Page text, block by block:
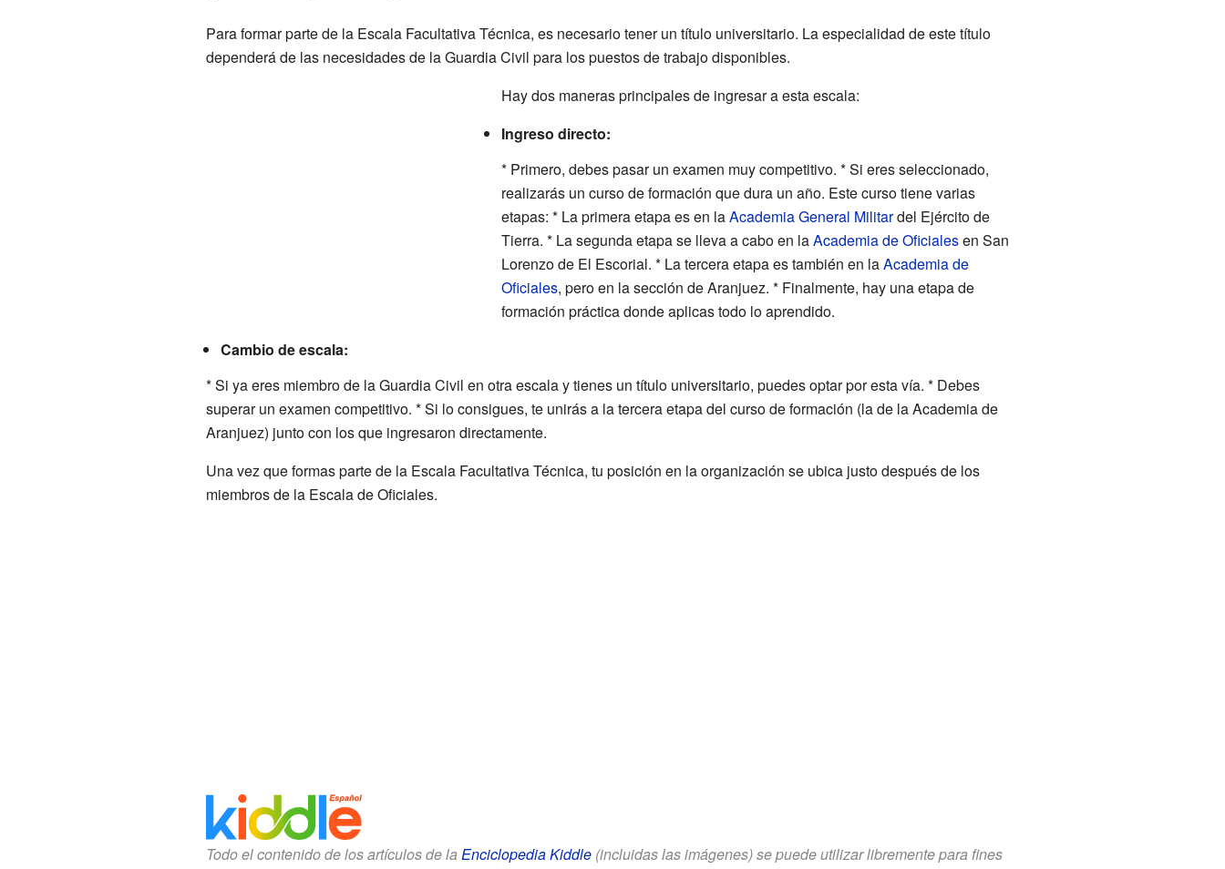
Para formar parte de la Escala Facultativa Técnica, es necesario tener un título universitario. La especialidad de este título
dependerá de las necesidades de la Guardia Civil para los puestos de trabajo disponibles.
Hay dos maneras principales de ingresar a esta escala:
Ingreso directo:
* Primero, debes pasar un examen muy competitivo. * Si eres seleccionado,
realizarás un curso de formación que dura un año. Este curso tiene varias
etapas: * La primera etapa es en laAcademia General Militardel Ejército de
Tierra. * La segunda etapa se lleva a cabo en laAcademia de Oficialesen San
Lorenzo de El Escorial. * La tercera etapa es también en laAcademia de
Oficiales, pero en la sección de Aranjuez. * Finalmente, hay una etapa de
formación práctica donde aplicas todo lo aprendido.
Cambio de escala:
* Si ya eres miembro de la Guardia Civil en otra escala y tienes un título universitario, puedes optar por esta vía. * Debes
superar un examen competitivo. * Si lo consigues, te unirás a la tercera etapa del curso de formación (la de la Academia de
Aranjuez) junto con los que ingresaron directamente.
Una vez que formas parte de la Escala Facultativa Técnica, tu posición en la organización se ubica justo después de los
miembros de la Escala de Oficiales.
Todo el contenido de los artículos de la Enciclopedia Kiddle(incluidas las imágenes) se puede utilizar libremente para fines